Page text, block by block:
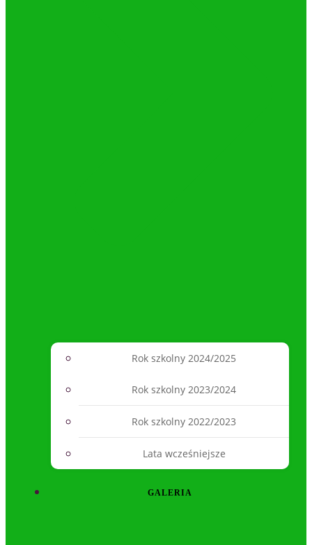
Rok szkolny 2024/2025
Rok szkolny 2023/2024
Rok szkolny 2022/2023
Lata wcześniejsze
GALERIA